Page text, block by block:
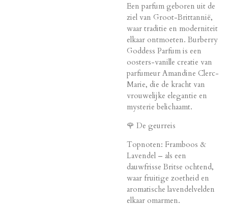
Een parfum geboren uit de
ziel van Groot-Brittannië,
waar traditie en moderniteit
elkaar ontmoeten. Burberry
Goddess Parfum is een
oosters-vanille creatie van
parfumeur Amandine Clerc-
Marie, die de kracht van
vrouwelijke elegantie en
mysterie belichaamt.
🌹 De geurreis
Topnoten: Framboos &
Lavendel – als een
dauwfrisse Britse ochtend,
waar fruitige zoetheid en
aromatische lavendelvelden
elkaar omarmen.